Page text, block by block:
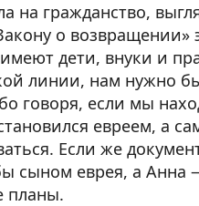
на гражданство,
о возвращении»
дети, внуки и
линии, нам нужно
говоря, если мы
евреем, а
Если же
сыном еврея, а Анна
планы.